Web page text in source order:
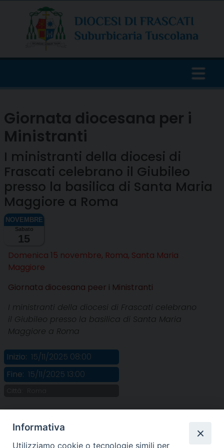
content
Giornata diocesana per i
Ministranti
I ministranti della diocesi di
Frascati celebrano il Giubileo
presso la basilica di Santa Maria
Maggiore a Roma
Sabato
15
Domenica 15 novembre, Roma, Santa Maria
Maggiore
Giornata diocesana peer i Ministranti
I ministranti della diocesi di Frascati celebrano
il Giubileo presso la basilica di Santa Maria
Maggiore a Roma
Inizio: 15/11/2025 08:00
Fine: 15/11/2025 13:00
Informativa
Utilizziamo cookie o tecnologie simili per